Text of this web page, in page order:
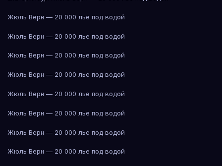
Жюль Верн — 20 000 лье под водой
Жюль Верн — 20 000 лье под водой
Жюль Верн — 20 000 лье под водой
Жюль Верн — 20 000 лье под водой
Жюль Верн — 20 000 лье под водой
Жюль Верн — 20 000 лье под водой
Жюль Верн — 20 000 лье под водой
Жюль Верн — 20 000 лье под водой